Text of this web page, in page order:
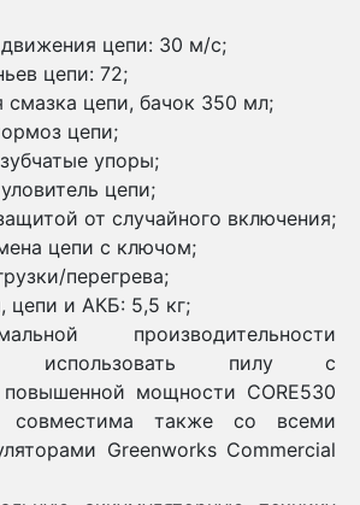
цепи: 30 м/c;
цепи: 72;
смазка цепи, бачок 350 мл;
цепи;
упоры;
цепи;
от случайного включения;
цепи c ключом;
перегрева;
цепи и АКБ: 5,5 кг;
производительности
использовать пилу с
мощности CORE530
совместима также со всеми
Greenworks Commercial